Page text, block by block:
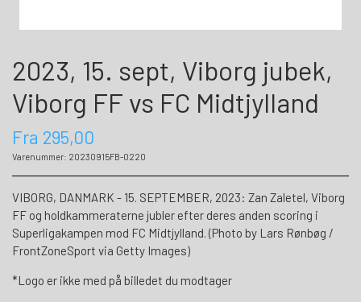
2023, 15. sept, Viborg jubek,
Viborg FF vs FC Midtjylland
Fra 295,00
Varenummer: 20230915FB-0220
VIBORG, DANMARK - 15. SEPTEMBER, 2023: Zan Zaletel, Viborg
FF og holdkammeraterne jubler efter deres anden scoring i
Superligakampen mod FC Midtjylland. (Photo by Lars Rønbøg /
FrontZoneSport via Getty Images)
*Logo er ikke med på billedet du modtager